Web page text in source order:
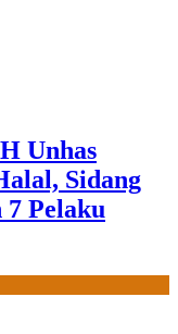
Unhas
Sidang
Pelaku